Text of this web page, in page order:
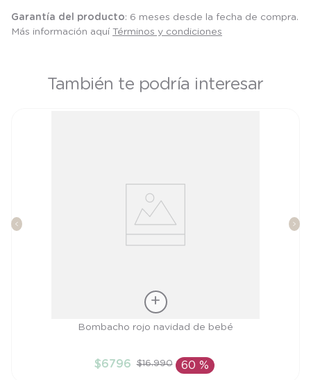
Garantía del producto: 6 meses desde la fecha de compra.
Más información aquí Términos y condiciones
También te podría interesar
AÑADIR AL CARRITO
Bombacho rojo navidad de bebé
$6796 $16.990 60 %